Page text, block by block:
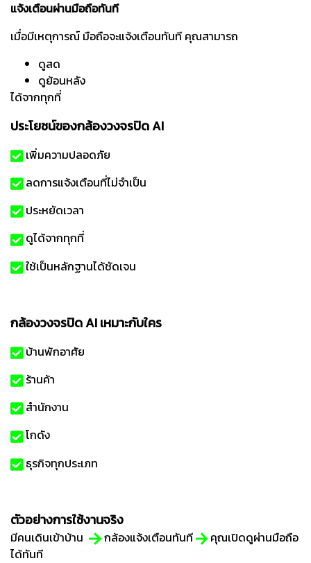
แจ้งเตือนผ่านมือถือทันที
เมื่อมีเหตุการณ์ มือถือจะแจ้งเตือนทันที คุณสามารถ
ดูสด
ดูย้อนหลัง
ได้จากทุกที่
ประโยชน์ของกล้องวงจรปิด AI
เพิ่มความปลอดภัย
ลดการแจ้งเตือนที่ไม่จำเป็น
ประหยัดเวลา
ดูได้จากทุกที่
ใช้เป็นหลักฐานได้ชัดเจน
กล้องวงจรปิด AI เหมาะกับใคร
บ้านพักอาศัย
ร้านค้า
สำนักงาน
โกดัง
ธุรกิจทุกประเภท
ตัวอย่างการใช้งานจริง
มีคนเดินเข้าบ้าน กล้องแจ้งเตือนทันที
คุณเปิดดูผ่านมือถือ
ได้ทันที